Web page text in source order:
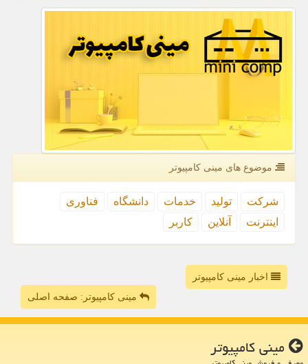
موضوع های مینی كامپیوتر
شركت تولید خدمات دانشگاه
فناوری
اینترنت
آنلاین كاربر
اخبار مینی کامپیوتر
مینی کامپیوتر: صفحه اصلی
مینی كامپیوتر